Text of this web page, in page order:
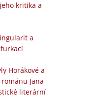
kritika a
a
Horákové a
Jana
literární